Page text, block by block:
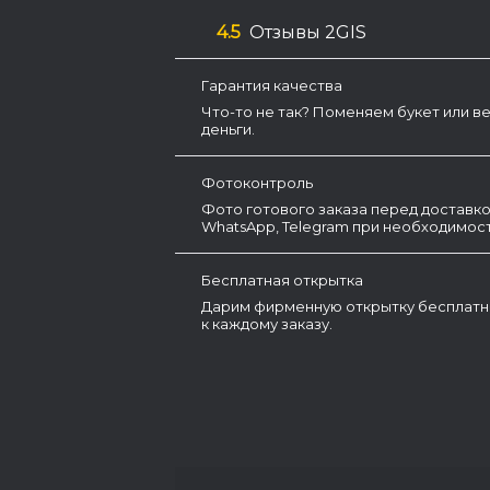
4.5 Отзывы 2GIS
Гарантия качества
Что-то не так? Поменяем букет или
деньги.
Фотоконтроль
Фото готового заказа перед
WhatsApp, Telegram при
Бесплатная открытка
Дарим фирменную открытку
к каждому заказу.